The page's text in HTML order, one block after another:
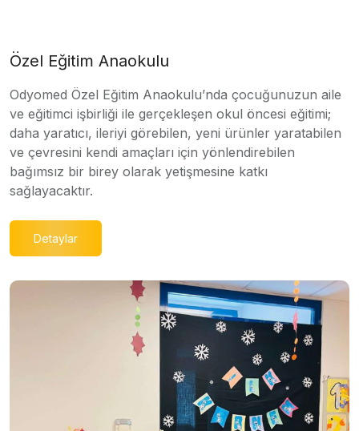
Özel Eğitim Anaokulu
Odyomed Özel Eğitim Anaokulu’nda çocuğunuzun aile
ve eğitimci işbirliği ile gerçekleşen okul öncesi eğitimi;
daha yaratıcı, ileriyi görebilen, yeni ürünler yaratabilen
ve çevresini kendi amaçları için yönlendirebilen
bağımsız bir birey olarak yetişmesine katkı
sağlayacaktır.
Detaylar